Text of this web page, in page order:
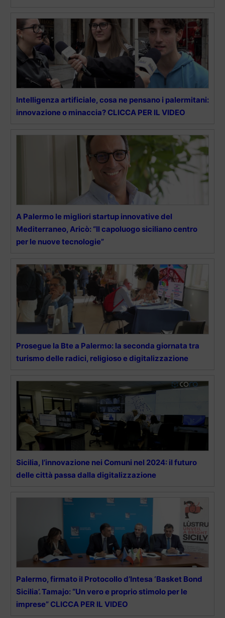
Intelligenza artificiale, cosa ne pensano i palermitani:
innovazione o minaccia? CLICCA PER IL VIDEO
A Palermo le migliori startup innovative del
Mediterraneo, Aricò: “Il capoluogo siciliano centro
per le nuove tecnologie”
Prosegue la Bte a Palermo: la seconda giornata tra
turismo delle radici, religioso e digitalizzazione
Sicilia, l’innovazione nei Comuni nel 2024: il futuro
delle città passa dalla digitalizzazione
Palermo, firmato il Protocollo d’Intesa ‘Basket Bond
Sicilia’. Tamajo: “Un vero e proprio stimolo per le
imprese” CLICCA PER IL VIDEO